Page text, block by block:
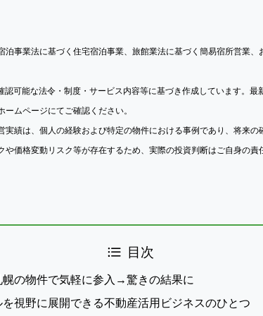
泊事業法に基づく住宅宿泊事業、旅館業法に基づく簡易宿所営業
認可能な法令・制度・サービス内容等に基づき作成しています。
ムページにてご確認ください。
実績は、個人の経験および特定の物件における事例であり、将来
や価格変動リスク等が存在するため、実際の投資判断はご自身の
目次
幌の物件で気軽に参入→驚きの結果に
視野に展開できる不動産活用ビジネスのひとつ